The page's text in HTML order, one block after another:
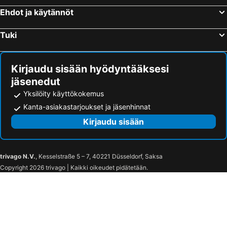
Vibe Hotel Melbourne
DoubleTree by Hilton Hotel Melbourne - Flinders Street
Mantra Lorne
Holiday Inn Melbourne Airport By Ihg
Mercure Welcome Melbourne ibis Styles Melbourne Airport
ibis budget Melbourne CBD
Hotel Indigo Melbourne On Flinders By Ihg
Treasury on Collins
Crown Promenade Melbourne
PARKROYAL Melbourne Airport
Formule 1 Melbourne Airport
ibis budget Melbourne Airport
Novotel Melbourne Airport
Best Western Melbourne Airport
Quality Hotel Melbourne Airport
Fox on the Run - Motel Kilmore
Quest Watergardens
Ehdot ja käytännöt
Tuki
Kirjaudu sisään hyödyntääksesi
jäsenedut
Yksilöity käyttökokemus
Kanta-asiakastarjoukset ja jäsenhinnat
Kirjaudu sisään
trivago N.V., Kesselstraße 5 – 7, 40221 Düsseldorf, Saksa
Copyright 2026 trivago | Kaikki oikeudet pidätetään.